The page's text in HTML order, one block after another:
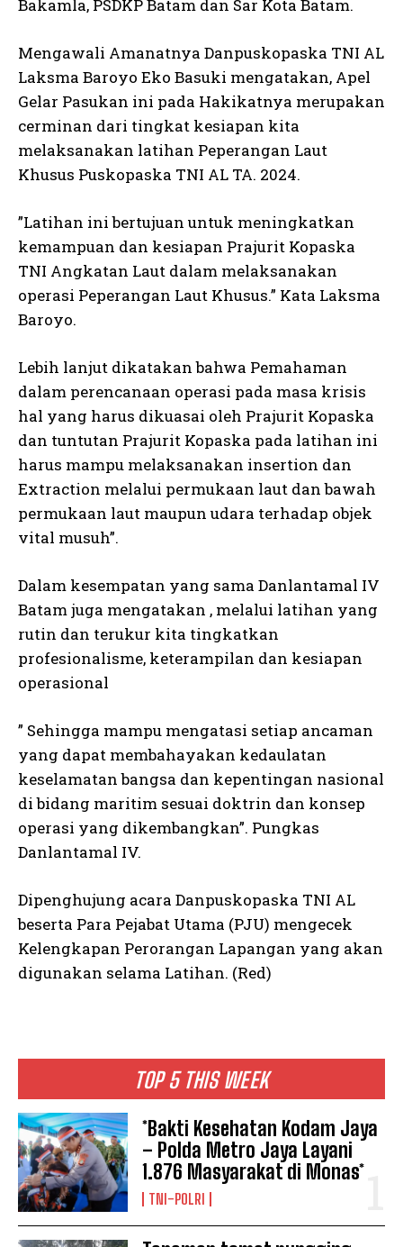
TOP 5 THIS WEEK
*Bakti Kesehatan Kodam Jaya
– Polda Metro Jaya Layani
1.876 Masyarakat di Monas*
TNI-POLRI
Bakamla, PSDKP Batam dan Sar Kota Batam.
Mengawali Amanatnya Danpuskopaska TNI AL
Laksma Baroyo Eko Basuki mengatakan, Apel
Gelar Pasukan ini pada Hakikatnya merupakan
cerminan dari tingkat kesiapan kita
melaksanakan latihan Peperangan Laut
Khusus Puskopaska TNI AL TA. 2024.
”Latihan ini bertujuan untuk meningkatkan
kemampuan dan kesiapan Prajurit Kopaska
TNI Angkatan Laut dalam melaksanakan
operasi Peperangan Laut Khusus.” Kata Laksma
Baroyo.
Lebih lanjut dikatakan bahwa Pemahaman
dalam perencanaan operasi pada masa krisis
hal yang harus dikuasai oleh Prajurit Kopaska
dan tuntutan Prajurit Kopaska pada latihan ini
harus mampu melaksanakan insertion dan
Extraction melalui permukaan laut dan bawah
permukaan laut maupun udara terhadap objek
vital musuh”.
Dalam kesempatan yang sama Danlantamal IV
Batam juga mengatakan , melalui latihan yang
rutin dan terukur kita tingkatkan
profesionalisme, keterampilan dan kesiapan
operasional
” Sehingga mampu mengatasi setiap ancaman
yang dapat membahayakan kedaulatan
keselamatan bangsa dan kepentingan nasional
di bidang maritim sesuai doktrin dan konsep
operasi yang dikembangkan”. Pungkas
Danlantamal IV.
Dipenghujung acara Danpuskopaska TNI AL
beserta Para Pejabat Utama (PJU) mengecek
Kelengkapan Perorangan Lapangan yang akan
digunakan selama Latihan. (Red)